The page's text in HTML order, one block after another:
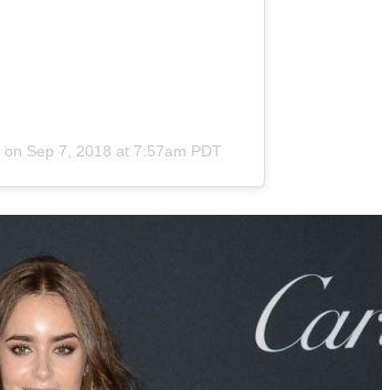
on Sep 7, 2018 at 7:57am PDT